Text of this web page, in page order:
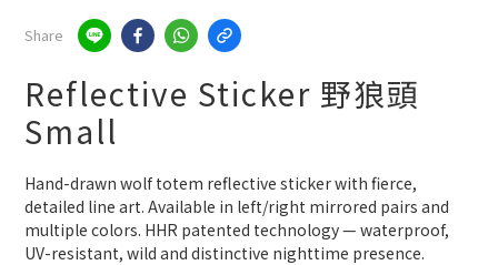
Share
Reflective Sticker 野狼頭
Small
Hand-drawn wolf totem reflective sticker with fierce,
detailed line art. Available in left/right mirrored pairs and
multiple colors. HHR patented technology — waterproof,
UV-resistant, wild and distinctive nighttime presence.